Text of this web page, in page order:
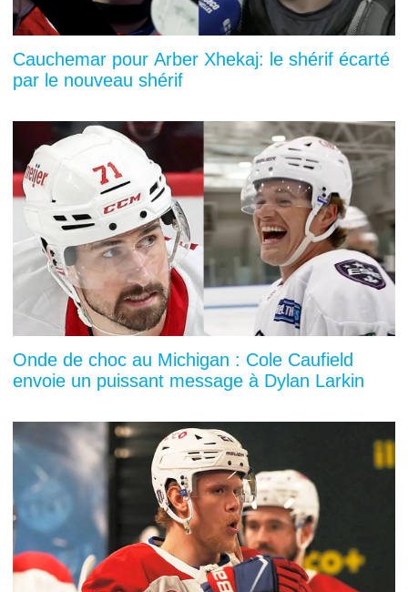
Cauchemar pour Arber Xhekaj: le shérif écarté
par le nouveau shérif
Onde de choc au Michigan : Cole Caufield
envoie un puissant message à Dylan Larkin